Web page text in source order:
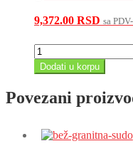
9,372.00 RSD sa
Slavina
za
granitne
Freya
količina
Dodati u korpu
Povezani